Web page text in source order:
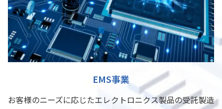
EMS事業
お客様のニーズに応じたエレクトロニクス製品の受託製造